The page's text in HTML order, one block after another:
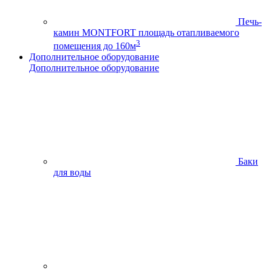
Печь-
камин MONTFORT площадь отапливаемого
помещения до 160м3
Дополнительное оборудование
Дополнительное оборудование
Баки
для воды